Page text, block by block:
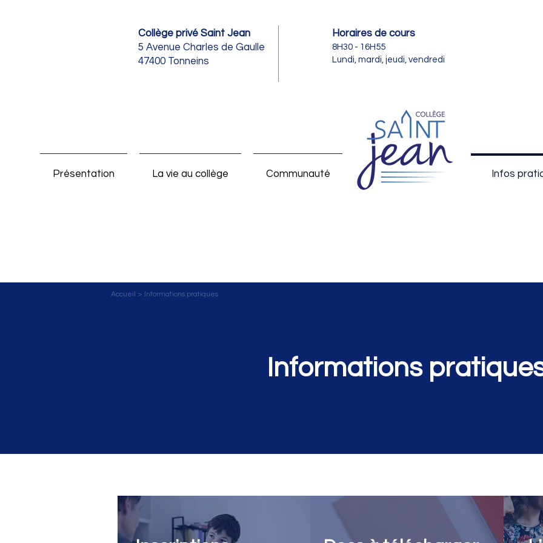
Horaires de cours
8H30 - 16H55
Lundi, mardi, jeudi, vendredi
Collège privé Saint Jean
5 Avenue Charles de Gaulle
47400 Tonneins
Présentation La vie au collège Communauté Infos
Accueil > Informations pratiques
Informations